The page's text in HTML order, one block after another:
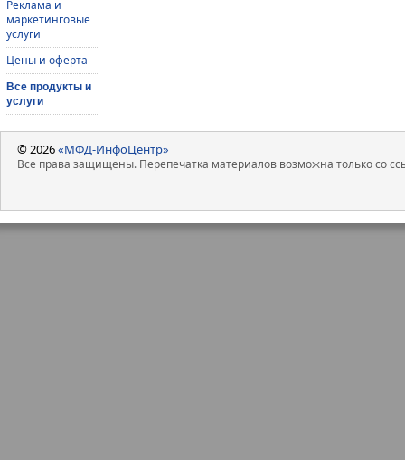
Реклама и
маркетинговые
услуги
Цены и оферта
Все продукты и
услуги
© 2026«МФД-ИнфоЦентр»
Все права защищены. Перепечатка материалов возможна только со